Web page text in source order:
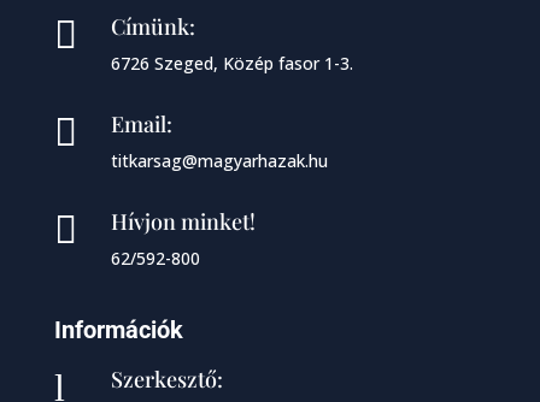
 Címünk:
6726 Szeged, Közép fasor 1-3.
 Email:
titkarsag@magyarhazak.hu
 Hívjon minket!
62/592-800
Információk
l Szerkesztő: